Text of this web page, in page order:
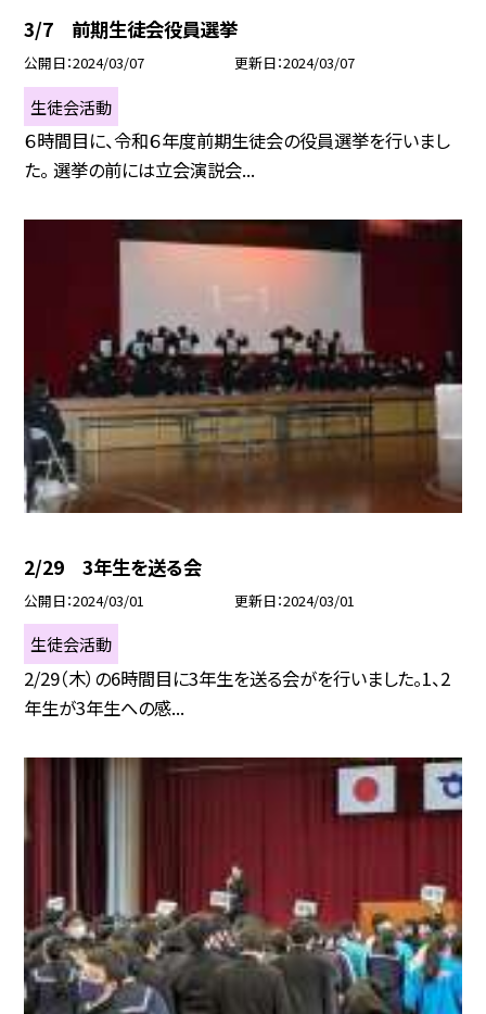
3/7 前期生徒会役員選挙
公開日 2024/03/07 更新日 2024/03/07
生徒会活動
６時間目に、令和６年度前期生徒会の役員選挙を行いまし
た。 選挙の前には立会演説会...
2/29 3年生を送る会
公開日 2024/03/01 更新日 2024/03/01
生徒会活動
2/29（木）の6時間目に3年生を送る会がを行いました。1、2
年生が3年生への感...